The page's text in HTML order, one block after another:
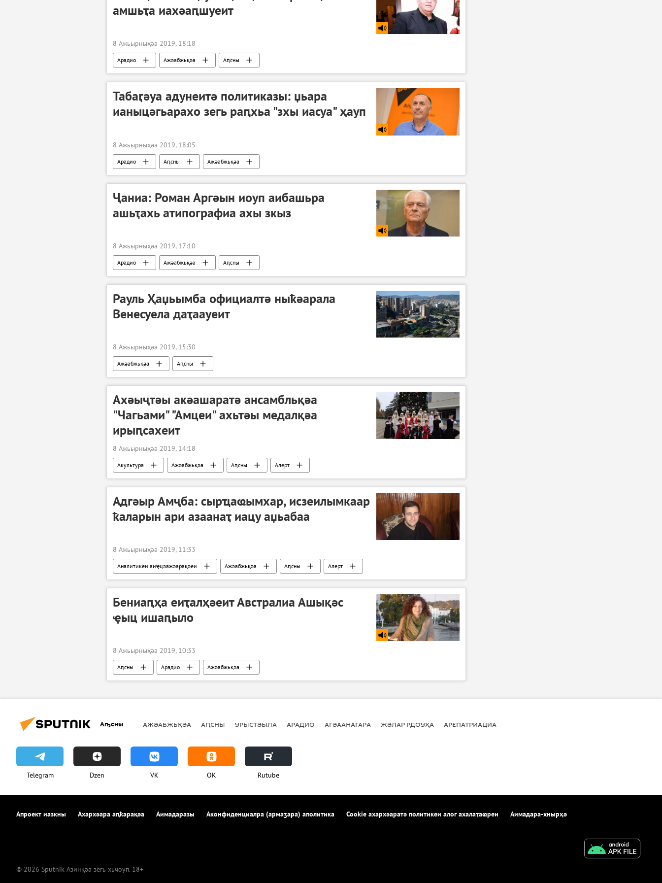
амшьҭа иахәаԥшуеит
8 Ажьырныҳәа 2019, 18:18
Арадио Ажәабжьқәа Аԥсны
Табаӷәуа адунеитә политиказы: џьара
ианыцәгьарахо зегь раԥхьа "зхы иасуа" ҳауп
8 Ажьырныҳәа 2019, 18:05
Арадио Аԥсны Ажәабжьқәа
Ҷаниа: Роман Аргәын иоуп аибашьра
ашьҭахь атипографиа ахы зкыз
8 Ажьырныҳәа 2019, 17:10
Арадио Ажәабжьқәа Аԥсны
Рауль Ҳаџьымба официалтә ныҟәарала
Венесуела даҭаауеит
8 Ажьырныҳәа 2019, 15:30
Ажәабжьқәа Аԥсны
Ахәыҷтәы акәашаратә ансамбльқәа
"Чагьами" "Амцеи" ахьтәы медалқәа
ирыԥсахеит
8 Ажьырныҳәа 2019, 14:18
Акультура Ажәабжьқәа Аԥсны Aлерт
Адгәыр Амҷба: сырҵаҩымхар, исзеилымкаар
ҟаларын ари азаанаҭ иацу аџьабаа
8 Ажьырныҳәа 2019, 11:33
Аналитикеи аиҿцәажәарақәеи Ажәабжьқәа Аԥсны Aлерт
Бениаԥҳа еиҭалҳәеит Австралиа Ашықәс
ҿыц ишаԥыло
8 Ажьырныҳәа 2019, 10:33
Аԥсны Арадио Ажәабжьқәа
Аҧсны АЖӘАБЖЬҚӘА АԤСНЫ УРЫСТӘЫЛА АРАДИО АГӘААНАГАРА ЖӘЛАР РДОУҲА АРЕПАТРИАЦИА
Telegram Dzen VK OK Rutube
Апроект иазкны Ахархәара аԥҟарақәа Аимадаразы Аконфиденциалра (армаӡара) аполитика Cookie ахархәаратә политикеи алог ахалаҭаҩреи Аимадара-хнырҳә
© 2026 Sputnik Азинқәа зегь хьчоуп. 18+